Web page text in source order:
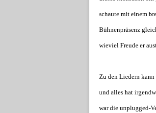
schaute mit einem
Bühnenpräsenz
wieviel Freude er
Zu den Liedern kann
und alles hat
war die unplugged-